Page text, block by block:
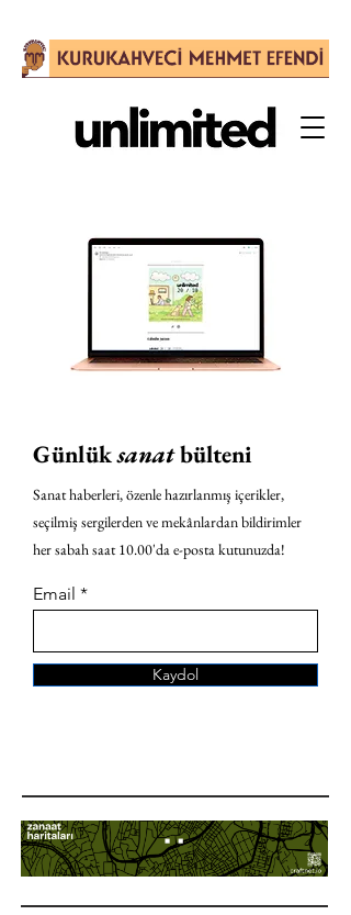
Günlüksanatbülteni
Sanat haberleri, özenle hazırlanmış içerikler,
seçilmiş sergilerden ve mekânlardan bildirimler
her sabah saat 10.00'da e-posta kutunuzda!
Email
Kaydol